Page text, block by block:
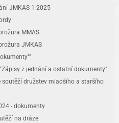
JMKAS 1-2025
MMAS
JMKAS
z jednání a ostatní dokumenty"
soutěží družstev mladšího a staršího
- dokumenty
na dráze